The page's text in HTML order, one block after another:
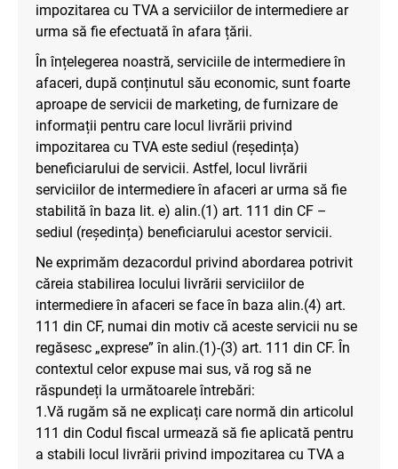
impozitarea cu TVA a serviciilor de intermediere ar
urma să fie efectuată în afara țării.
În înțelegerea noastră, serviciile de intermediere în
afaceri, după conținutul său economic, sunt foarte
aproape de servicii de marketing, de furnizare de
informații pentru care locul livrării privind
impozitarea cu TVA este sediul (reședința)
beneficiarului de servicii. Astfel, locul livrării
serviciilor de intermediere în afaceri ar urma să fie
stabilită în baza lit. e) alin.(1) art. 111 din CF –
sediul (reședința) beneficiarului acestor servicii.
Ne exprimăm dezacordul privind abordarea potrivit
căreia stabilirea locului livrării serviciilor de
intermediere în afaceri se face în baza alin.(4) art.
111 din CF, numai din motiv că aceste servicii nu se
regăsesc „exprese” în alin.(1)-(3) art. 111 din CF. În
contextul celor expuse mai sus, vă rog să ne
răspundeți la următoarele întrebări:
1.Vă rugăm să ne explicați care normă din articolul
111 din Codul fiscal urmează să fie aplicată pentru
a stabili locul livrării privind impozitarea cu TVA a